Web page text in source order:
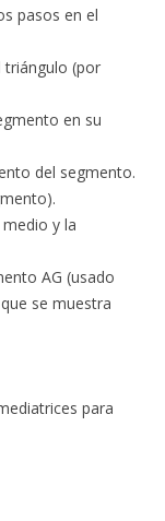
pasos en el
triángulo (por
en su
del segmento.
y la
AG (usado
se muestra
para